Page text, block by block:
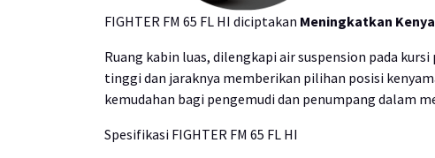
FIGHTER FM 65 FL HI diciptakan Meningkatkan
Ruang kabin luas, dilengkapi air suspension pada
tinggi dan jaraknya memberikan pilihan posisi
kemudahan bagi pengemudi dan penumpang dalam
Spesifikasi FIGHTER FM 65 FL HI